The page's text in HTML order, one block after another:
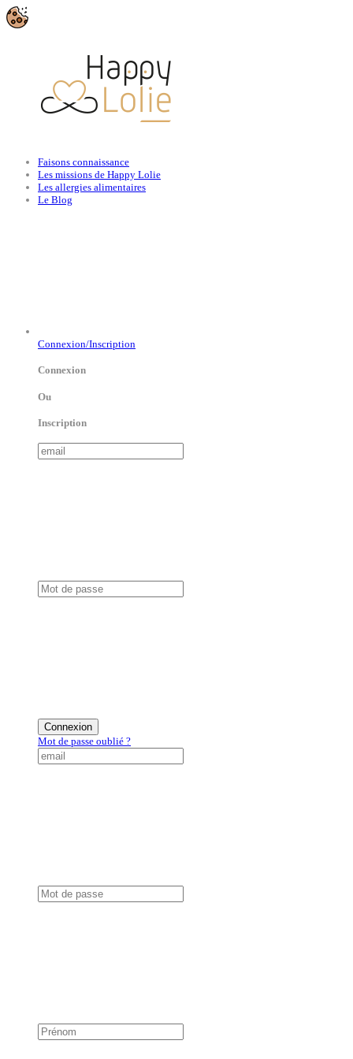
Faisons connaissance
Les missions de Happy Lolie
Les allergies alimentaires
Le Blog
Connexion/Inscription
Connexion
Ou
Inscription
Connexion
Mot de passe oublié ?